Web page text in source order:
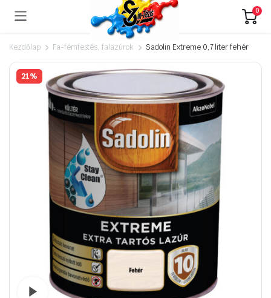
0
Kezdőlap Fa-fémfestés, falazúrok Sadolin Extreme 0,7 liter fehér
21%
Watch video